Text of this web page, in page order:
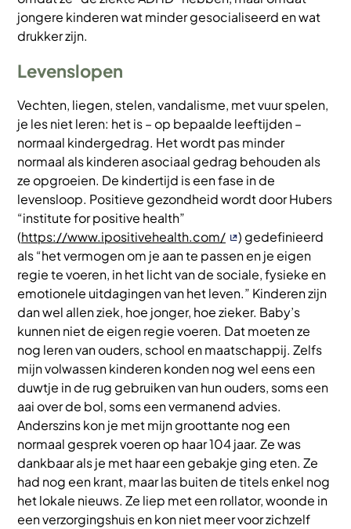
jongere kinderen wat minder gesocialiseerd en wat
drukker zijn.
Levenslopen
Vechten, liegen, stelen, vandalisme, met vuur spelen,
je les niet leren: het is – op bepaalde leeftijden –
normaal kindergedrag. Het wordt pas minder
normaal als kinderen asociaal gedrag behouden als
ze opgroeien. De kindertijd is een fase in de
levensloop. Positieve gezondheid wordt door Hubers
“institute for positive health”
(https://www.ipositivehealth.com/
) gedefinieerd
als “het vermogen om je aan te passen en je eigen
regie te voeren, in het licht van de sociale, fysieke en
emotionele uitdagingen van het leven.” Kinderen zijn
dan wel allen ziek, hoe jonger, hoe zieker. Baby’s
kunnen niet de eigen regie voeren. Dat moeten ze
nog leren van ouders, school en maatschappij. Zelfs
mijn volwassen kinderen konden nog wel eens een
duwtje in de rug gebruiken van hun ouders, soms een
aai over de bol, soms een vermanend advies.
Anderszins kon je met mijn groottante nog een
normaal gesprek voeren op haar 104 jaar. Ze was
dankbaar als je met haar een gebakje ging eten. Ze
had nog een krant, maar las buiten de titels enkel nog
het lokale nieuws. Ze liep met een rollator, woonde in
een verzorgingshuis en kon niet meer voor zichzelf